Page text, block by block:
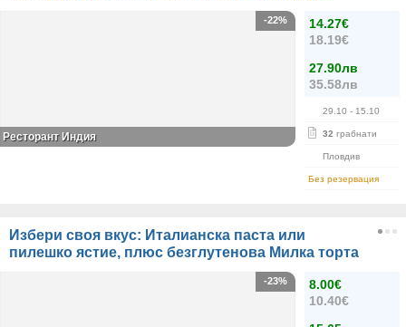
14.27€
18.19€
27.90лв
35.58лв
29.10 - 15.10
32 грабнати
Пловдив
Без резервация
-22%
Ресторант Индия
Избери своя вкус: Италианска паста или
пилешко ястие, плюс безглутенова Милка торта
8.00€
10.40€
-23%